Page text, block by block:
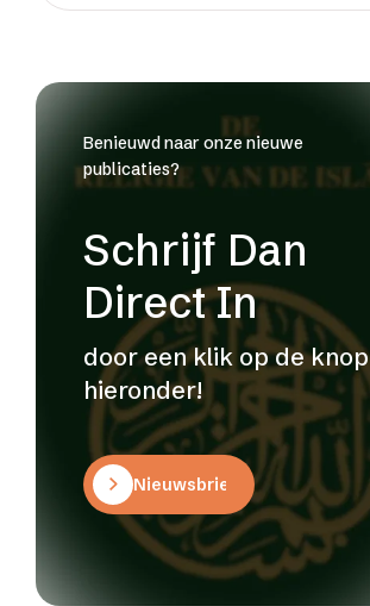
Benieuwd naar onze nieuwe
publicaties?
Schrijf Dan
Direct In
door een klik op de knop
hieronder!
Nieuwsbrief